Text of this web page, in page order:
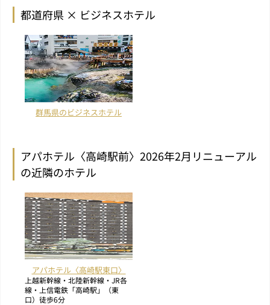
都道府県 × ビジネスホテル
群馬県のビジネスホテル
アパホテル〈高崎駅前〉2026年2月リニューアル
の近隣のホテル
アパホテル〈高崎駅東口〉
上越新幹線・北陸新幹線・JR各
線・上信電鉄「高崎駅」（東
口）徒歩6分